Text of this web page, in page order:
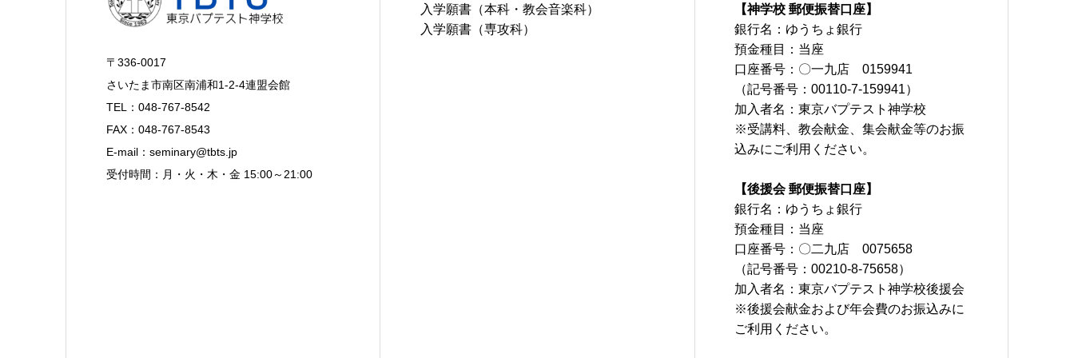
〒336-0017
さいたま市南区南浦和1-2-4連盟会館
TEL：048-767-8542
FAX：048-767-8543
E-mail：seminary@tbts.jp
受付時間：月・火・木・金 15:00～21:00
入学願書（本科・教会音楽科）
入学願書（専攻科）
【神学校 郵便振替口座】
銀行名：ゆうちょ銀行
預金種目：当座
口座番号：〇一九店 0159941
（記号番号：00110-7-159941）
加入者名：東京バプテスト神学校
※受講料、教会献金、集会献金等のお振
込みにご利用ください。
【後援会 郵便振替口座】
銀行名：ゆうちょ銀行
預金種目：当座
口座番号：〇二九店 0075658
（記号番号：00210-8-75658）
加入者名：東京バプテスト神学校後援会
※後援会献金および年会費のお振込みに
ご利用ください。